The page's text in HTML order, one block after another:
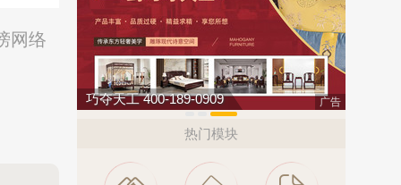
网络
驴充充 0797-966999 索邦管
广告
热门模块